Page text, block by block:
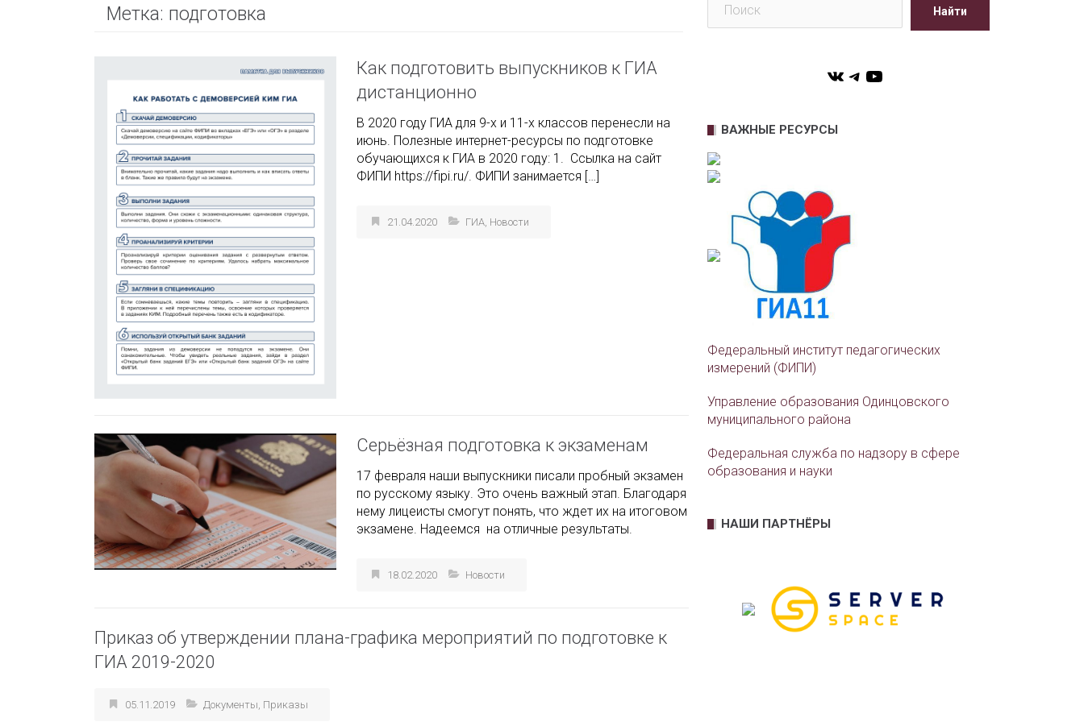
Метка: подготовка
Как подготовить выпускников к ГИА
дистанционно
В 2020 году ГИА для 9-х и 11-х классов перенесли на
июнь. Полезные интернет-ресурсы по подготовке
обучающихся к ГИА в 2020 году: 1. Ссылка на сайт
ФИПИ https://fipi.ru/. ФИПИ занимается […]
21.04.2020 ГИА, Новости
Серьёзная подготовка к экзаменам
17 февраля наши выпускники писали пробный экзамен
по русскому языку. Это очень важный этап. Благодаря
нему лицеисты смогут понять, что ждет их на итоговом
экзамене. Надеемся на отличные результаты.
18.02.2020 Новости
Приказ об утверждении плана-графика мероприятий по подготовке к
ГИА 2019-2020
05.11.2019 Документы Приказы
Найти
VKTelegram
YouTube
ВАЖНЫЕ РЕСУРСЫ
Федеральный институт педагогических
измерений (ФИПИ)
Управление образования Одинцовского
муниципального района
Федеральная служба по надзору в сфере
образования и науки
НАШИ ПАРТНЁРЫ